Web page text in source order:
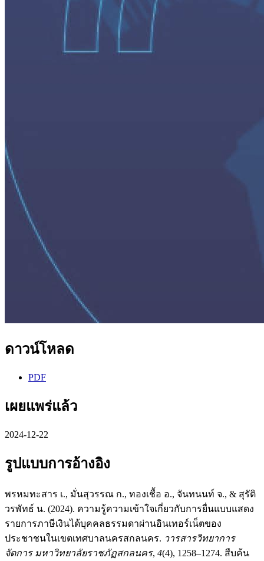
ดาวน์โหลด
PDF
เผยแพร่แล้ว
2024-12-22
รูปแบบการอ้างอิง
พรหมทะสาร เ., มั่นสุวรรณ ก., ทองเชื้อ อ., จันทนนท์ จ., & สุรัติ
วรพัทธ์ น. (2024). ความรู้ความเข้าใจเกี่ยวกับการยื่นแบบแสดง
รายการภาษีเงินได้บุคคลธรรมดาผ่านอินเทอร์เน็ตของ
ประชาชนในเขตเทศบาลนครสกลนคร. วารสารวิทยาการ
จัดการ มหาวิทยาลัยราชภัฏสกลนคร, 4(4), 1258–1274. สืบค้น